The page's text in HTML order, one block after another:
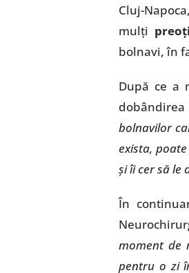
Cluj-
mulţi preoţi
bolnavi, în
După ce a
bolnavilor
exista,
şi îi cer să le
În
moment de
pentru o zi